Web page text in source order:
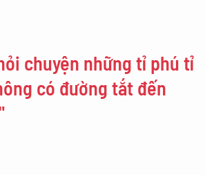
chuyện những tỉ phú tỉ
có đường tắt đến